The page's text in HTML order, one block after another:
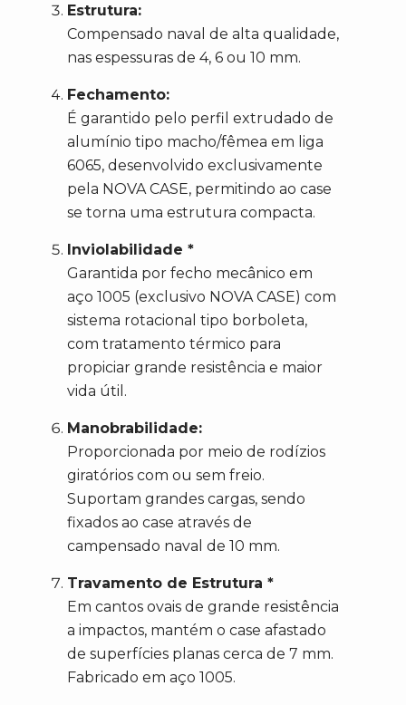
Estrutura:
Compensado naval de alta qualidade,
nas espessuras de 4, 6 ou 10 mm.
Fechamento:
É garantido pelo perfil extrudado de
alumínio tipo macho/fêmea em liga
6065, desenvolvido exclusivamente
pela NOVA CASE, permitindo ao case
se torna uma estrutura compacta.
Inviolabilidade *
Garantida por fecho mecânico em
aço 1005 (exclusivo NOVA CASE) com
sistema rotacional tipo borboleta,
com tratamento térmico para
propiciar grande resistência e maior
vida útil.
Manobrabilidade:
Proporcionada por meio de rodízios
giratórios com ou sem freio.
Suportam grandes cargas, sendo
fixados ao case através de
campensado naval de 10 mm.
Travamento de Estrutura *
Em cantos ovais de grande resistência
a impactos, mantém o case afastado
de superfícies planas cerca de 7 mm.
Fabricado em aço 1005.